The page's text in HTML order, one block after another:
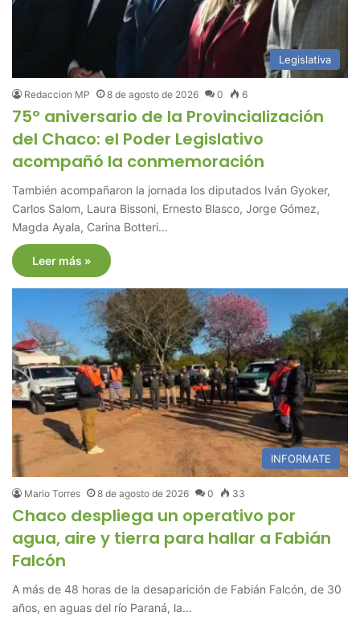
Legislativa
Redaccion MP 8 de agosto de 2026 0 6
75° aniversario de la Provincialización
del Chaco: el Poder Legislativo
acompañó la conmemoración
También acompañaron la jornada los diputados Iván Gyoker,
Carlos Salom, Laura Bissoni, Ernesto Blasco, Jorge Gómez,
Magda Ayala, Carina Botteri…
Leer más »
INFORMATE
Mario Torres 8 de agosto de 2026 0 33
Chaco despliega un operativo por
agua, aire y tierra para hallar a Fabián
Falcón
A más de 48 horas de la desaparición de Fabián Falcón, de 30
años, en aguas del río Paraná, la…